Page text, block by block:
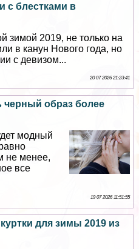
с блестками в
зимой 2019, не только на
в канун Нового года, но
с девизом...
20 07 2026 21:23:41
черный образ более
модный
не менее,
все
19 07 2026 11:51:55
для зимы 2019 из